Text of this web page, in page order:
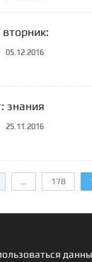
05.12.2016
знания
25.11.2016
... 178